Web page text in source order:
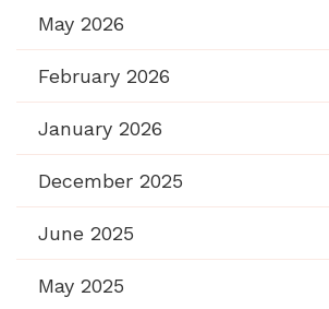
May 2026
February 2026
January 2026
December 2025
June 2025
May 2025